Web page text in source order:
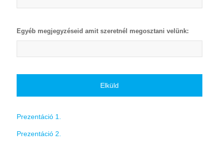
Egyéb megjegyzéseid amit szeretnél megosztani velünk:
Prezentáció 1.
Prezentáció 2.